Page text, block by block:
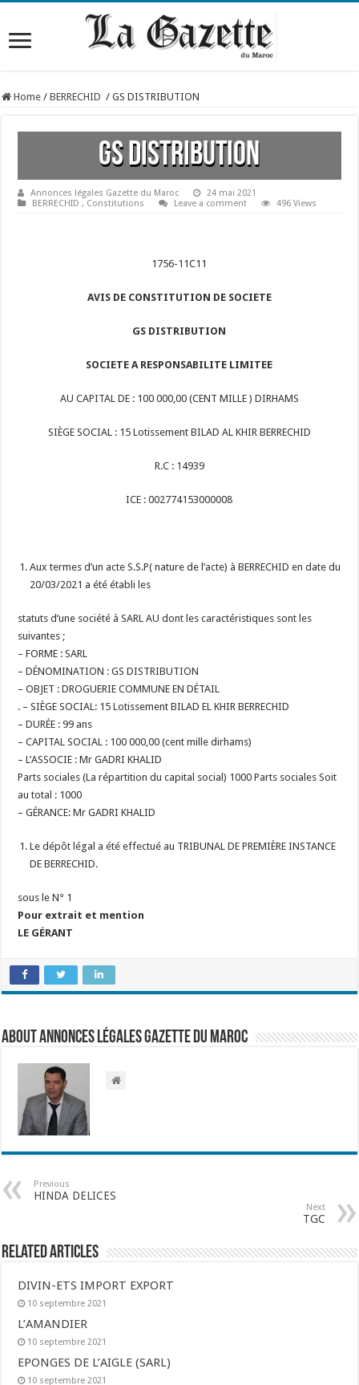
Home / BERRECHID / GS DISTRIBUTION
GS DISTRIBUTION
Annonces légales Gazette du Maroc
24 mai 2021
BERRECHID, Constitutions Leave a comment 496 Views
1756-11C11
AVIS DE CONSTITUTION DE SOCIETE
GS DISTRIBUTION
SOCIETE A RESPONSABILITE LIMITEE
AU CAPITAL DE : 100 000,00 (CENT MILLE ) DIRHAMS
SIÈGE SOCIAL : 15 Lotissement BILAD AL KHIR BERRECHID
R.C : 14939
ICE : 002774153000008
Aux termes d’un acte S.S.P( nature de l’acte) à BERRECHID en date du
20/03/2021 a été établi les
statuts d’une société à SARL AU dont les caractéristiques sont les
suivantes ;
– FORME : SARL
– DÉNOMINATION : GS DISTRIBUTION
– OBJET : DROGUERIE COMMUNE EN DÉTAIL
. – SIÈGE SOCIAL: 15 Lotissement BILAD EL KHIR BERRECHID
– DURÉE : 99 ans
– CAPITAL SOCIAL : 100 000,00 (cent mille dirhams)
– L’ASSOCIE : Mr GADRI KHALID
Parts sociales (La répartition du capital social) 1000 Parts sociales Soit
au total : 1000
– GÉRANCE: Mr GADRI KHALID
Le dépôt légal a été effectué au TRIBUNAL DE PREMIÈRE INSTANCE
DE BERRECHID.
sous le N° 1
Pour extrait et mention
LE GÉRANT
About Annonces légales Gazette du Maroc
Previous
HINDA DELICES
Next
TGC
Related Articles
DIVIN-ETS IMPORT EXPORT
10 septembre 2021
L’AMANDIER
10 septembre 2021
EPONGES DE L’AIGLE (SARL)
10 septembre 2021